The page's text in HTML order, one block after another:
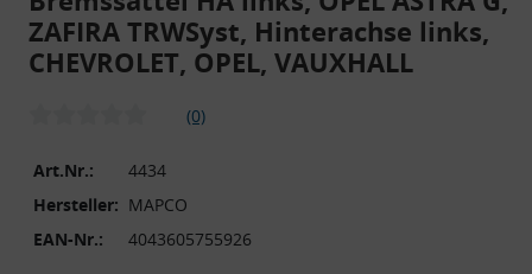
ZAFIRA TRWSyst, Hinterachse links,
CHEVROLET, OPEL, VAUXHALL
(0)
Art.Nr.:
4434
Hersteller: MAPCO
EAN-Nr.:
4043605755926